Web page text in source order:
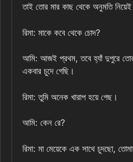
তাই তোর মার কাছ থেকে অনুমতি
রিমা: মাকে কবে থেকে চোদ?
আমি: আজই প্রথম, তবে হ্যাঁ দুপুরে
একবার চুদে গেছি।
রিমা: তুমি অনেক খারাপ হয়ে গেছ।
আমি: কেন রে?
রিমা: মা মেয়েকে এক সাথে চুদছো,